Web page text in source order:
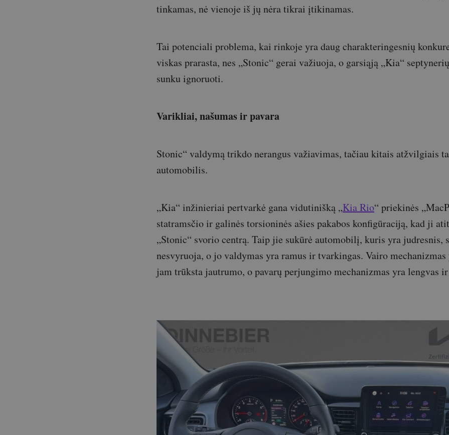
tinkamas, nė vienoje iš jų nėra tikrai įtikinamas.
Tai potenciali problema, kai rinkoje yra daug charakteringesnių
viskas prarasta, nes „Stonic“ gerai važiuoja, o garsiąją „Kia“
sunku ignoruoti.
Varikliai, našumas ir pavara
Stonic“ valdymą trikdo nerangus važiavimas, tačiau kitais atžvilgiais
automobilis.
„Kia“ inžinieriai pertvarkė gana vidutinišką „Kia Rio“ priekinės
statramsčio ir galinės torsioninės ašies pakabos konfigūraciją, kad ji
„Stonic“ svorio centrą. Taip jie sukūrė automobilį, kuris yra judresnis,
nesvyruoja, o jo valdymas yra ramus ir tvarkingas. Vairo mechanizmas
jam trūksta jautrumo, o pavarų perjungimo mechanizmas yra lengvas